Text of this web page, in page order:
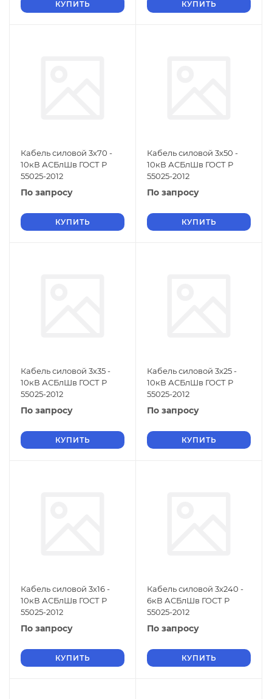
КУПИТЬ КУПИТЬ
Кабель силовой 3х70 -
10кВ АСБлШв ГОСТ Р
55025-2012
По запросу
КУПИТЬ
Кабель силовой 3х50 -
10кВ АСБлШв ГОСТ Р
55025-2012
По запросу
КУПИТЬ
Кабель силовой 3х35 -
10кВ АСБлШв ГОСТ Р
55025-2012
По запросу
КУПИТЬ
Кабель силовой 3х25 -
10кВ АСБлШв ГОСТ Р
55025-2012
По запросу
КУПИТЬ
Кабель силовой 3х16 -
10кВ АСБлШв ГОСТ Р
55025-2012
По запросу
КУПИТЬ
Кабель силовой 3х240 -
6кВ АСБлШв ГОСТ Р
55025-2012
По запросу
КУПИТЬ